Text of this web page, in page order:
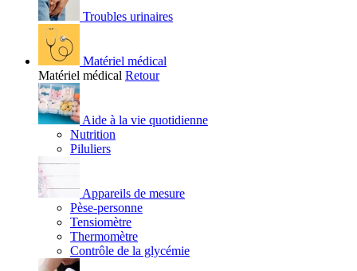
Troubles urinaires
Matériel médical
Matériel médical Retour
Aide à la vie quotidienne
Nutrition
Piluliers
Appareils de mesure
Pèse-personne
Tensiomètre
Thermomètre
Contrôle de la glycémie